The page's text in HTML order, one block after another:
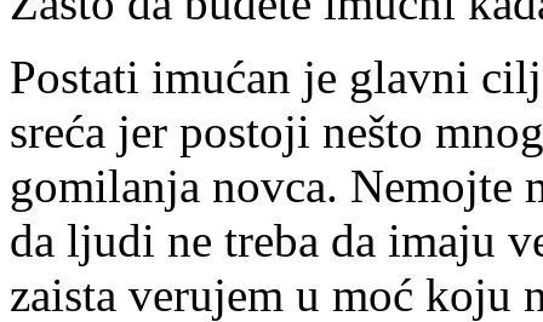
Postati imućan je glavni
sreća jer postoji nešto
gomilanja novca. Nemojte
da ljudi ne treba da imaju
zaista verujem u moć koju